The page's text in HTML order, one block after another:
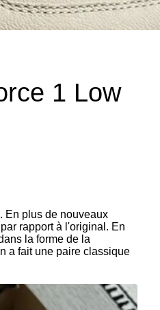
1 Low
En plus de nouveaux
rapport à l'original. En
la forme de la
a fait une paire classique